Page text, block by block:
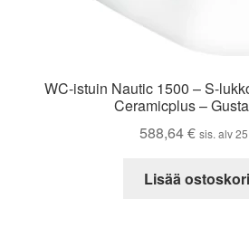
WC-istuin Nautic 1500 – S-
Ceramicplus –
588,64€ sis. alv
Lisää